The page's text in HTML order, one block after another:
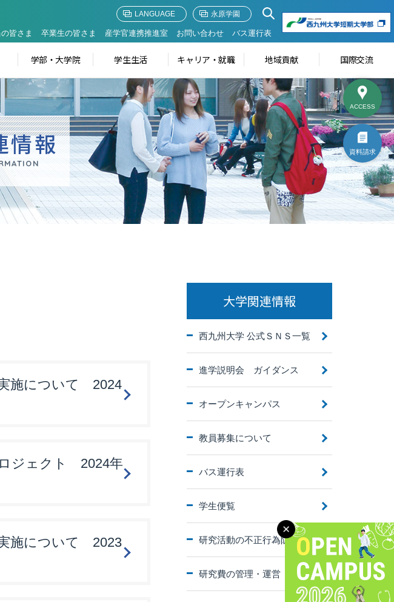
ACCESS
資料請求
皆さま 卒業生の皆さま 産学官連携推進室 お問い合わせ バス運行表
LANGUAGE 永原学園
学部・大学院 学生生活 キャリア・就職 地域貢献 国際交流
情報
施について 2024
ロジェクト 2024年
施について 2023
大学関連情報
西九州大学 公式ＳＮＳ一覧
進学説明会 ガイダンス
オープンキャンパス
教員募集について
バス運行表
学生便覧
研究活動の不正行為防止
研究費の管理・運営